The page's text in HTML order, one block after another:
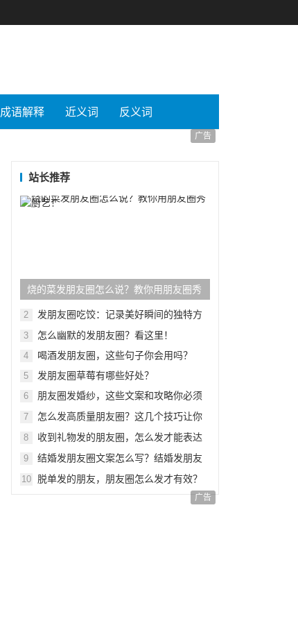
成语解释 近义词 反义词
广告
站长推荐
烧的菜发朋友圈怎么说？教你用朋友圈秀
厨艺！
2
发朋友圈吃饺：记录美好瞬间的独特方
3 怎么幽默的发朋友圈？看这里！
4 喝酒发朋友圈，这些句子你会用吗？
5 发朋友圈草莓有哪些好处？
6
朋友圈发婚纱，这些文案和攻略你必须
7
怎么发高质量朋友圈？这几个技巧让你
8
收到礼物发的朋友圈，怎么发才能表达
9
结婚发朋友圈文案怎么写？结婚发朋友
10 脱单发的朋友，朋友圈怎么发才有效？
广告